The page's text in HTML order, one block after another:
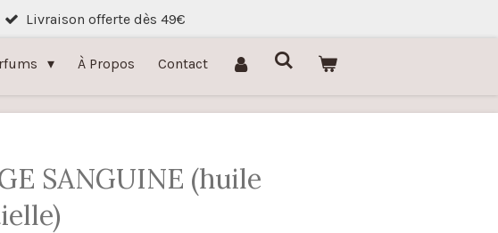
Livraison offerte dès 49€
À Propos Contact
SANGUINE (huile